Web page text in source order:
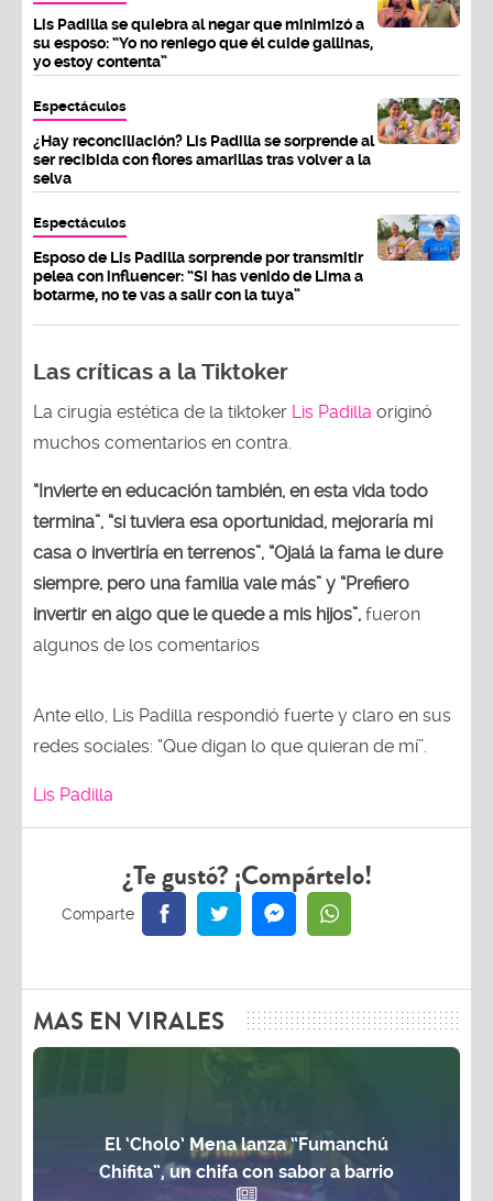
Lis Padilla se quiebra al negar que minimizó a
su esposo: “Yo no reniego que él cuide gallinas,
yo estoy contenta”
Espectáculos
¿Hay reconciliación? Lis Padilla se sorprende al
ser recibida con flores amarillas tras volver a la
selva
Espectáculos
Esposo de Lis Padilla sorprende por transmitir
pelea con influencer: “Si has venido de Lima a
botarme, no te vas a salir con la tuya”
Las críticas a la Tiktoker
La cirugía estética de la tiktoker Lis Padilla originó
muchos comentarios en contra.
“Invierte en educación también, en esta vida todo
termina”, “si tuviera esa oportunidad, mejoraría mi
casa o invertiría en terrenos”, “Ojalá la fama le dure
siempre, pero una familia vale más” y “Prefiero
invertir en algo que le quede a mis hijos”, fueron
algunos de los comentarios
Ante ello, Lis Padilla respondió fuerte y claro en sus
redes sociales: “Que digan lo que quieran de mí”.
Lis Padilla
¿Te gustó? ¡Compártelo!
MAS EN VIRALES
El ‘Cholo’ Mena lanza “Fumanchú
Chifita”, un chifa con sabor a barrio